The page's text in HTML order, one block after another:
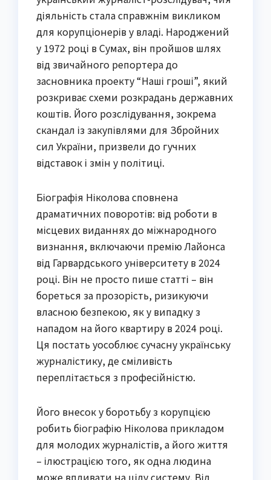
діяльність стала справжнім викликом
для корупціонерів у владі. Народжений
у 1972 році в Сумах, він пройшов шлях
від звичайного репортера до
засновника проекту “Наші гроші”, який
розкриває схеми розкрадань державних
коштів. Його розслідування, зокрема
скандал із закупівлями для Збройних
сил України, призвели до гучних
відставок і змін у політиці.
Біографія Ніколова сповнена
драматичних поворотів: від роботи в
місцевих виданнях до міжнародного
визнання, включаючи премію Лайонса
від Гарвардського університету в 2024
році. Він не просто пише статті – він
бореться за прозорість, ризикуючи
власною безпекою, як у випадку з
нападом на його квартиру в 2024 році.
Ця постать уособлює сучасну українську
журналістику, де сміливість
переплітається з професійністю.
Його внесок у боротьбу з корупцією
робить біографію Ніколова прикладом
для молодих журналістів, а його життя
– ілюстрацією того, як одна людина